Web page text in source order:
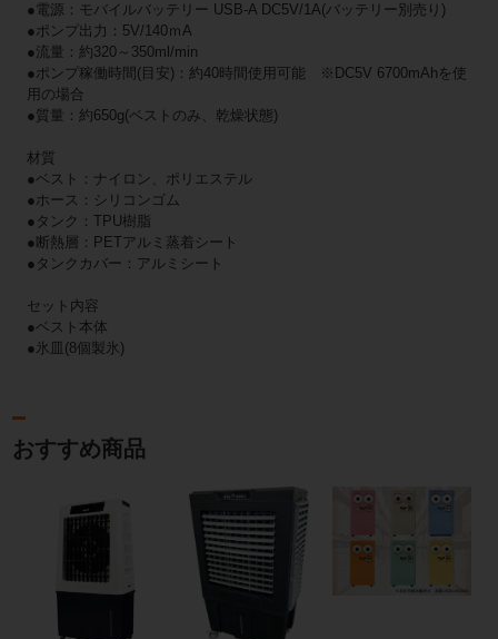
●電源：モバイルバッテリー USB-A DC5V/1A(バッテリー別売り)
●ポンプ出力：5V/140ｍA
●流量：約320～350ml/min
●ポンプ稼働時間(目安)：約40時間使用可能 ※DC5V 6700mAhを使
用の場合
●質量：約650g(ベストのみ、乾燥状態)
材質
●ベスト：ナイロン、ポリエステル
●ホース：シリコンゴム
●タンク：TPU樹脂
●断熱層：PETアルミ蒸着シート
●タンクカバー：アルミシート
セット内容
●ベスト本体
●氷皿(8個製氷)
おすすめ商品